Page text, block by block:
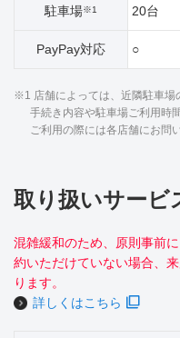
駐車場※1 20台
PayPay対応 ○
※1 店舗によっては、近隣駐車場
手続き内容や駐車場ご利用時
ご利用の際には各店舗にお問
取り扱いサービ
混雑緩和のため、原則事前
約いただけていない場合、
ります。
詳しくはこちら